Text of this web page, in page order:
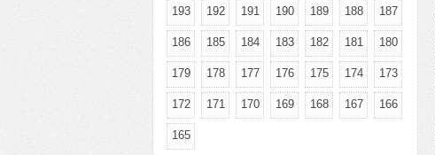
193 192 191 190 189 188 187
186 185 184 183 182 181 180
179 178 177 176 175 174 173
172 171 170 169 168 167 166
165